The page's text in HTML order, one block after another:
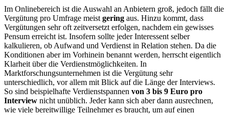
Im Onlinebereich ist die Auswahl an Anbietern groß, jedoch fällt die
Vergütung pro Umfrage meist gering aus. Hinzu kommt, dass
Vergütungen sehr oft zeitversetzt erfolgen, nachdem ein gewisses
Pensum erreicht ist. Insofern sollte jeder Interessent selber
kalkulieren, ob Aufwand und Verdienst in Relation stehen. Da die
Konditionen aber im Vorhinein benannt werden, herrscht eigentlich
Klarheit über die Verdienstmöglichkeiten. In
Marktforschungsunternehmen ist die Vergütung sehr
unterschiedlich, vor allem mit Blick auf die Länge der Interviews.
So sind beispielhafte Verdienstspannen von 3 bis 9 Euro pro
Interview nicht unüblich. Jeder kann sich aber dann ausrechnen,
wie viele bereitwillige Teilnehmer es braucht, um auf einen